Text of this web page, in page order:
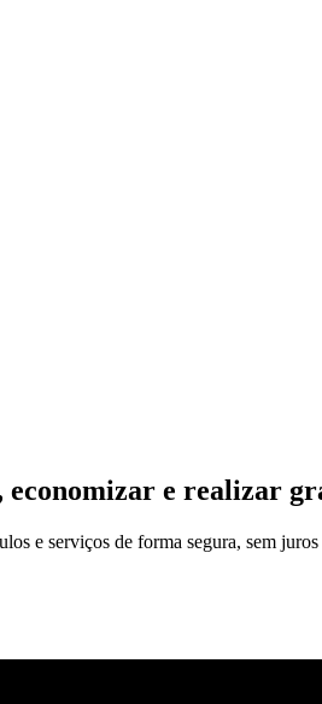
e realizar
e serviços de forma segura, sem